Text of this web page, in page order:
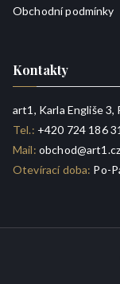
Obchodní podmínky
Kontakty
art1, Karla Engliše 3,
Tel.: +420 724 186
Mail: obchod@art1.cz
Otevírací doba: Po-